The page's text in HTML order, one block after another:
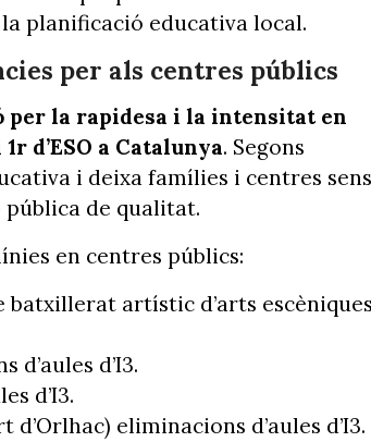
planificació educativa local.
per als centres públics
per la rapidesa i la intensitat en
d’ESO a Catalunya. Segons
i deixa famílies i centres
pública de qualitat.
en centres públics:
batxillerat artístic d’arts
d’aules d’I3.
d’I3.
d’Orlhac) eliminacions d’aules d’I3.